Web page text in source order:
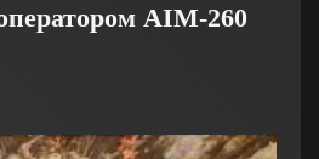
AIM-260